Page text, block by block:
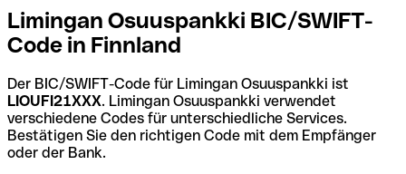
Limingan Osuuspankki BIC/SWIFT-
Code in Finnland
Der BIC/SWIFT-Code für Limingan Osuuspankki ist
LIOUFI21XXX. Limingan Osuuspankki verwendet
verschiedene Codes für unterschiedliche Services.
Bestätigen Sie den richtigen Code mit dem Empfänger
oder der Bank.